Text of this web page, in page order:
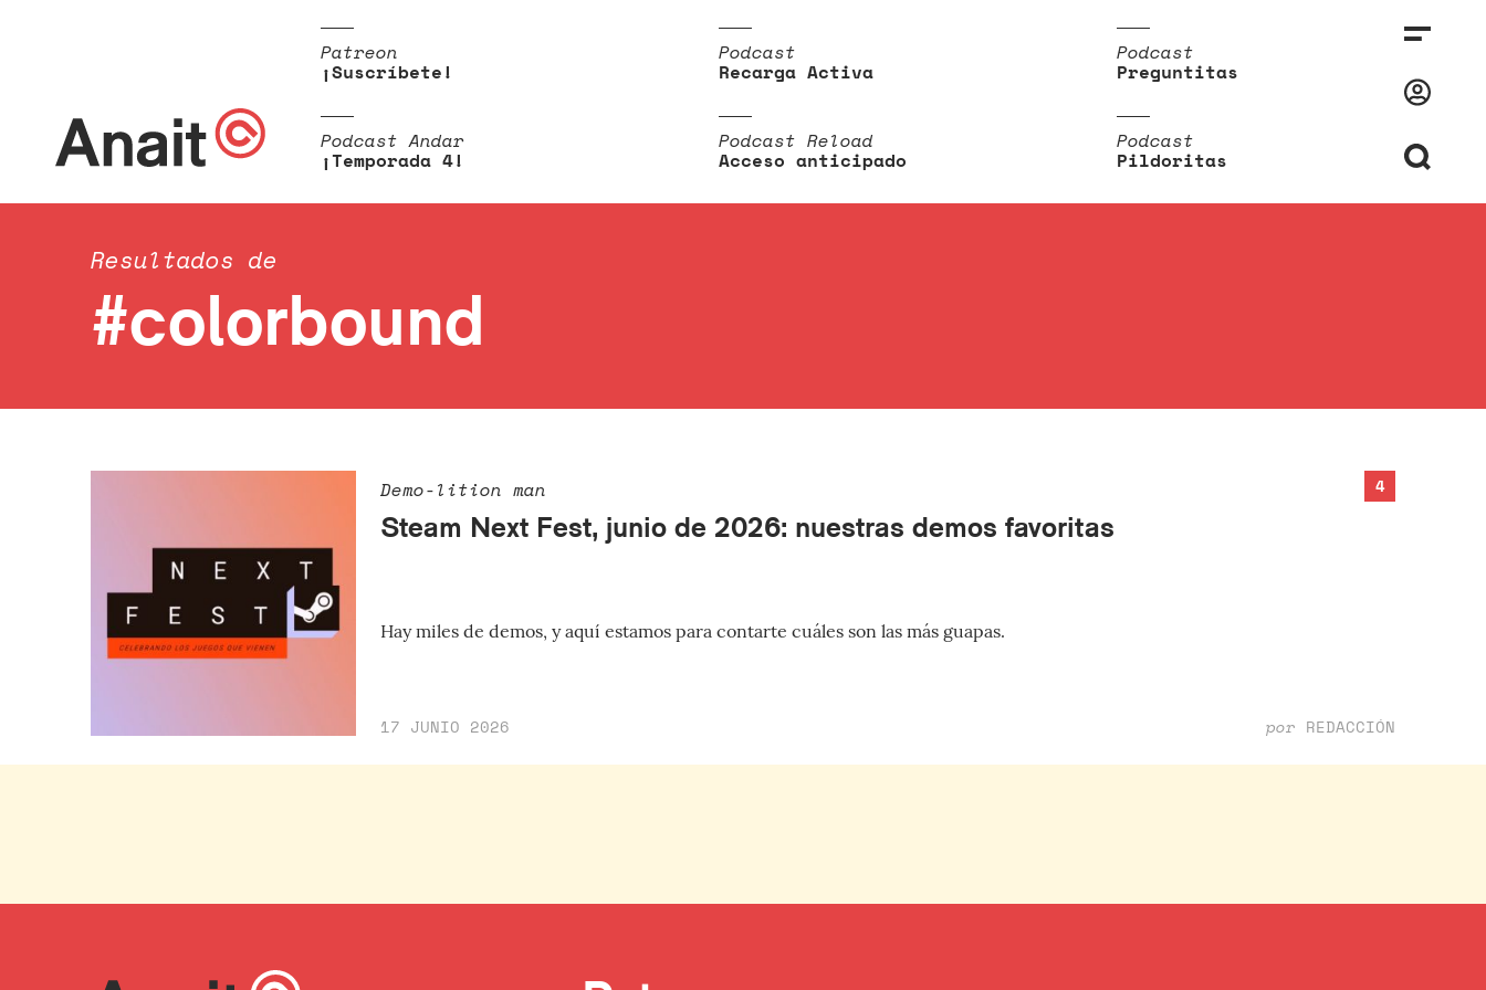
Patreon
¡Suscríbete!
Podcast
Recarga Activa
Podcast
Preguntitas
Podcast Andar
¡Temporada 4!
Podcast Reload
Acceso anticipado
Podcast
Pildoritas
Resultados de
#colorbound
4
Demo-lition man
Steam Next Fest, junio de 2026: nuestras demos favoritas
Hay miles de demos, y aquí estamos para contarte cuáles son las más guapas.
17 JUNIO 2026 por REDACCIÓN